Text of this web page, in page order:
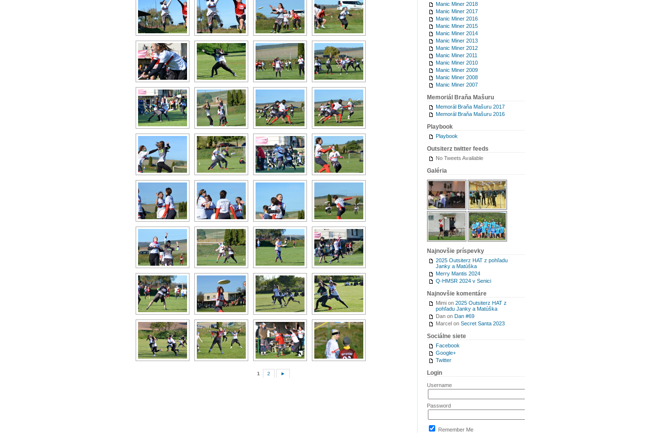
1 2 ►
Manic Miner 2018
Manic Miner 2017
Manic Miner 2016
Manic Miner 2015
Manic Miner 2014
Manic Miner 2013
Manic Miner 2012
Manic Miner 2011
Manic Miner 2010
Manic Miner 2009
Manic Miner 2008
Manic Miner 2007
Memoriál Braňa Mašuru
Memorál Braňa Mašuru 2017
Memorál Braňa Mašuru 2016
Playbook
Playbook
Outsiterz twitter feeds
No Tweets Available
Galéria
Najnovšie príspevky
2025 Outsiterz HAT z pohľadu
Janky a Matúška
Merry Mantis 2024
Q-HMSR 2024 v Senici
Najnovšie komentáre
Mimi on 2025 Outsiterz HAT z
pohľadu Janky a Matúška
Dan on Dan #69
Marcel on Secret Santa 2023
Sociálne siete
Facebook
Google+
Twitter
Login
Username
Password
Remember Me